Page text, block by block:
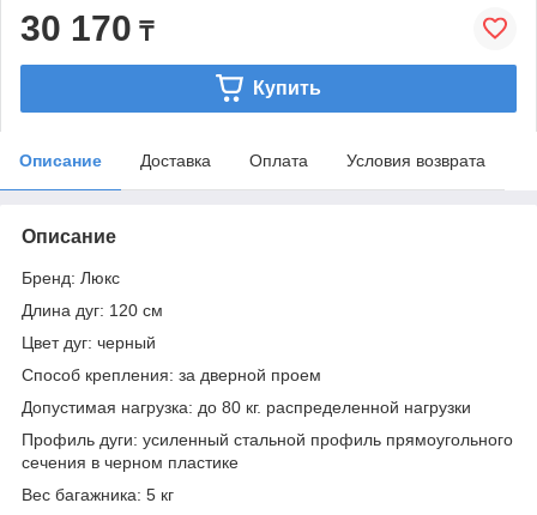
30 170 ₸
Купить
Описание Доставка Оплата Условия возврата
Описание
Бренд: Люкс
Длина дуг: 120 см
Цвет дуг: черный
Способ крепления: за дверной проем
Допустимая нагрузка: до 80 кг. распределенной нагрузки
Профиль дуги: усиленный стальной профиль прямоугольного
сечения в черном пластике
Вес багажника: 5 кг